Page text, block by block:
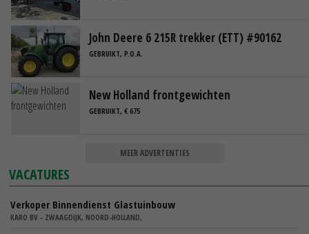
John Deere 6 215R trekker (ETT) #90162
GEBRUIKT, P.O.A.
New Holland frontgewichten
GEBRUIKT, € 675
MEER ADVERTENTIES
VACATURES
Verkoper Binnendienst Glastuinbouw
KARO BV - ZWAAGDIJK, NOORD-HOLLAND,